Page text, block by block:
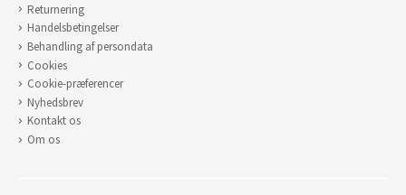
Returnering
Handelsbetingelser
Behandling af persondata
Cookies
Cookie-præferencer
Nyhedsbrev
Kontakt os
Om os